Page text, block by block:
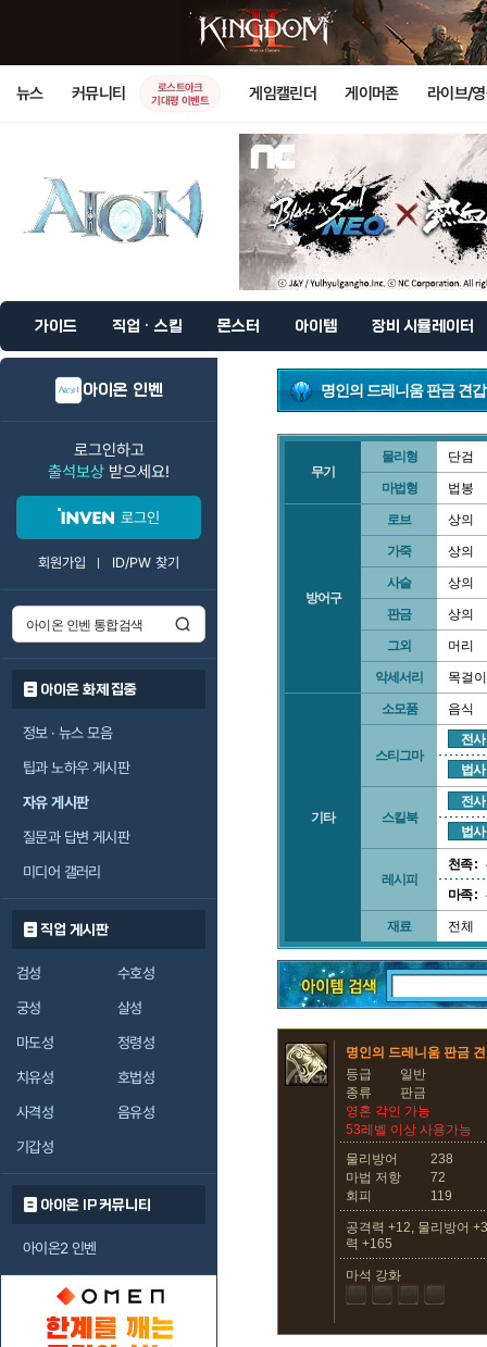
뉴스 커뮤니티
로스트아크
기대평 이벤트
게임캘린더 게이머존 라이브/
가이드 직업 · 스킬 몬스터 아이템 장비 시뮬레이터
아이온 인벤
로그인하고
출석보상 받으세요!
로그인
회원가입 ID/PW 찾기
아이온 화제 집중
정보 · 뉴스 모음
팁과 노하우 게시판
자유 게시판
질문과 답변 게시판
미디어 갤러리
직업 게시판
검성
수호성
궁성
살성
마도성
정령성
치유성
호법성
사격성
음유성
기갑성
아이온 IP 커뮤니티
아이온2 인벤
명인의 드레니움 판금 견갑
무기
물리형 단검
마법형 법봉
방어구
로브 상의
가죽 상의
사슬 상의
판금 상의
그외 머리
악세서리 목걸이
기타
소모품 음식
스티그마
전사
법사
스킬북
전사
법사
레시피
천족 :
마족 :
재료 전체
명인의 드레니움 판금
등급
일반
종류
판금
영혼 각인 가능
53레벨 이상 사용가능
물리방어
238
마법 저항
72
회피
119
공격력 +12, 물리방어
력 +165
마석 강화